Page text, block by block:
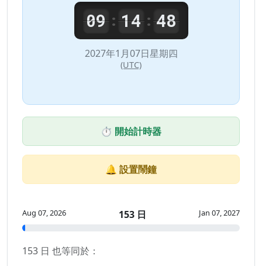
09: 14: 48
2027年1月07日星期四
(UTC)
⏱️ 開始計時器
🔔 設置鬧鐘
Aug 07, 2026 153 日 Jan 07, 2027
153 日 也等同於：